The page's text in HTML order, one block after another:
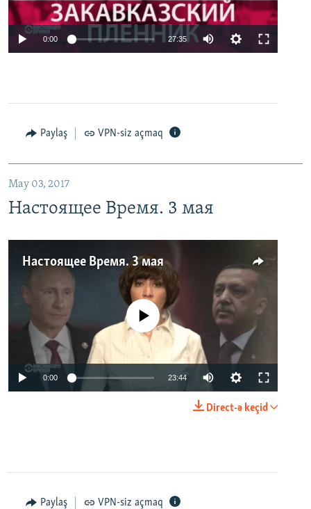
0:00 27:35
Paylaş VPN-siz açmaq
May 03, 2017
Настоящее Время. 3 мая
Настоящее Время. 3 мая
No media source currently available
0:00 23:44
Direct-ə keçid
Paylaş VPN-siz açmaq